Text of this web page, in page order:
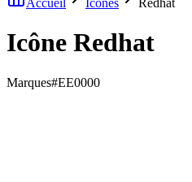
Accueil Icônes Redhat
Icône Redhat
Marques#EE0000